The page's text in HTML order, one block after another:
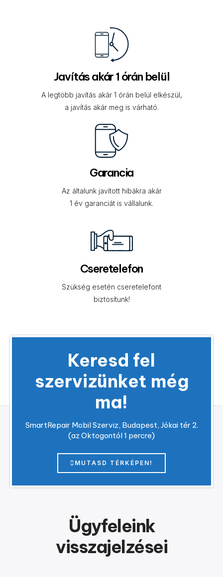
Javítás akár 1 órán belül
A legtöbb javítás akár 1 órán belül elkészül,
a javítás akár meg is várható.
Garancia
Az általunk javított hibákra akár
1 év garanciát is vállalunk.
Cseretelefon
Szükség esetén cseretelefont
biztosítunk!
Keresd fel
szervizünket még
ma!
SmartRepair Mobil Szerviz, Budapest, Jókai tér 2.
(az Oktogontól 1 percre)
MUTASD TÉRKÉPEN!
Ügyfeleink
visszajelzései